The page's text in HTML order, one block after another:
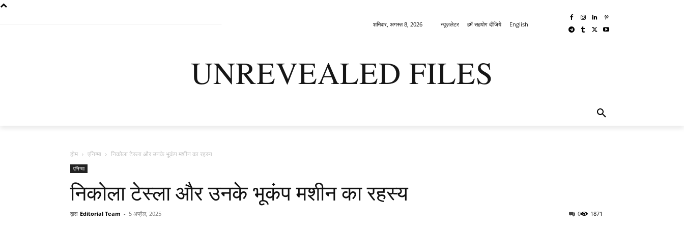
शनिवार, अगस्त 8, 2026 न्यूज़लेटर हमें सहयोग दीजिये English
UNREVEALED FILES
होम एनिग्मा निकोला टेस्ला और उनके भूकंप मशीन का रहस्य
एनिग्मा
निकोला टेस्ला और उनके भूकंप मशीन का रहस्य
द्वारा Editorial Team - 5 अप्रैल, 2025 1871
0